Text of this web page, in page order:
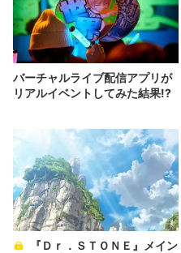
バーチャルライブ配信アプリが
リアルイベントしてみた結果!?